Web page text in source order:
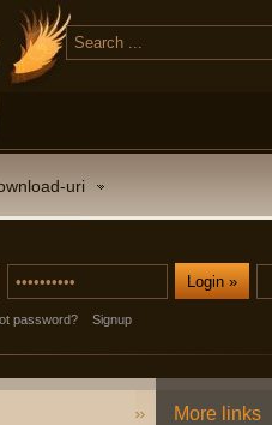
uri
password? Signup
More links